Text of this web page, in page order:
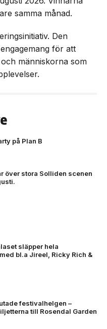
samma månad.
Den
för att
människorna som
på Plan B
över stora Solliden scenen
släpper hela
bl.a Jireel, Ricky Rich &
festivalhelgen –
till Rosendal Garden